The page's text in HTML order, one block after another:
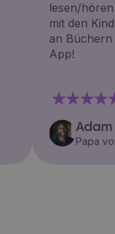
lesen/
mit den
an Büchern
App!
Adam
Papa